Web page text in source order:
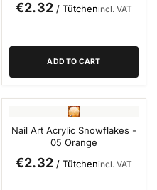
€2.32/ Tütchenincl. VAT
ADD TO CART
Nail Art Acrylic Snowflakes -
05 Orange
€2.32/ Tütchenincl. VAT